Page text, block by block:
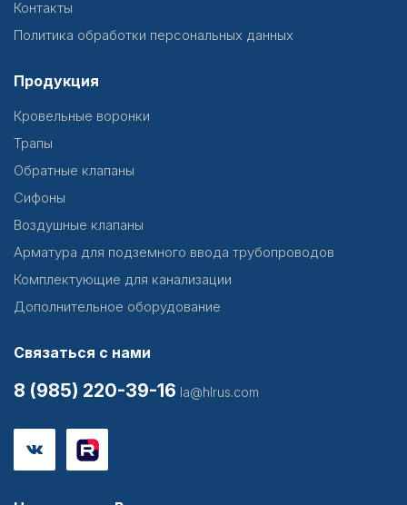
Контакты
Политика обработки персональных данных
Продукция
Кровельные воронки
Трапы
Обратные клапаны
Сифоны
Воздушные клапаны
Арматура для подземного ввода трубопроводов
Комплектующие для канализации
Дополнительное оборудование
Связаться с нами
8 (985) 220-39-16 la@hlrus.com